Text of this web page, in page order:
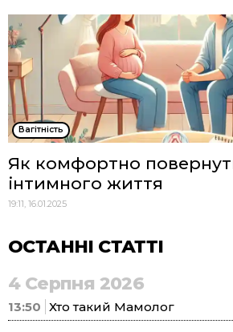
Вагітність
Як комфортно
інтимного життя
19:11, 16.01.2025
ОСТАННІ СТАТТІ
4 Серпня 2026
13:50 Хто такий Мамолог